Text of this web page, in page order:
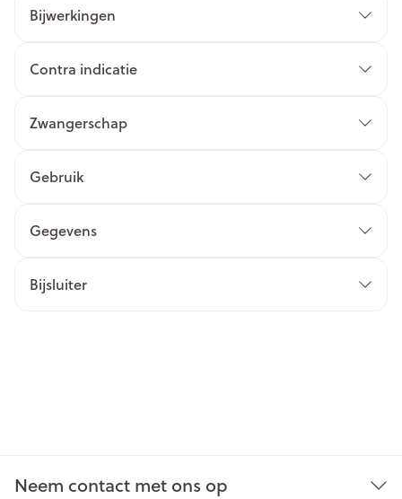
Bijwerkingen
Contra indicatie
Zwangerschap
Gebruik
Gegevens
Bijsluiter
Neem contact met ons op